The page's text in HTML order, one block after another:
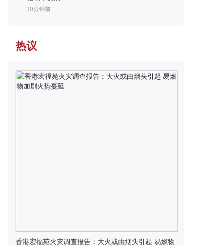
30分钟前
热议
香港宏福苑火灾调查报告：大火或由烟头引起 易燃物